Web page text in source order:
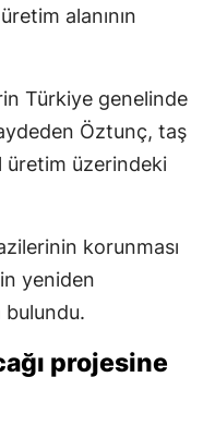
alanının
Türkiye genelinde
Öztunç, taş
üretim üzerindeki
korunması
yeniden
bulundu.
projesine